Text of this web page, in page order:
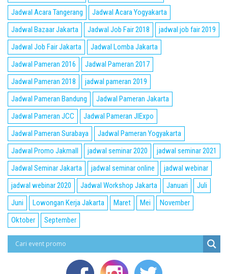
Jadwal Acara Tangerang
Jadwal Acara Yogyakarta
Jadwal Bazaar Jakarta
Jadwal Job Fair 2018
jadwal job fair 2019
Jadwal Job Fair Jakarta
Jadwal Lomba Jakarta
Jadwal Pameran 2016
Jadwal Pameran 2017
Jadwal Pameran 2018
jadwal pameran 2019
Jadwal Pameran Bandung
Jadwal Pameran Jakarta
Jadwal Pameran JCC
Jadwal Pameran JIExpo
Jadwal Pameran Surabaya
Jadwal Pameran Yogyakarta
Jadwal Promo Jakmall
jadwal seminar 2020
jadwal seminar 2021
Jadwal Seminar Jakarta
jadwal seminar online
jadwal webinar
jadwal webinar 2020
Jadwal Workshop Jakarta Januari
Juli
Juni
Lowongan Kerja Jakarta Maret Mei
November
Oktober
September